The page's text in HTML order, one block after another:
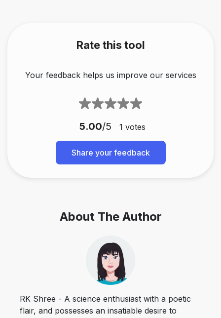
Rate this tool
Your feedback helps us improve our services
5.00/5 1 votes
Share your feedback
About The Author
RK Shree - A science enthusiast with a poetic
flair, and possesses an insatiable desire to